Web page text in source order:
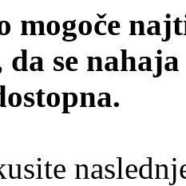
mogoče
se